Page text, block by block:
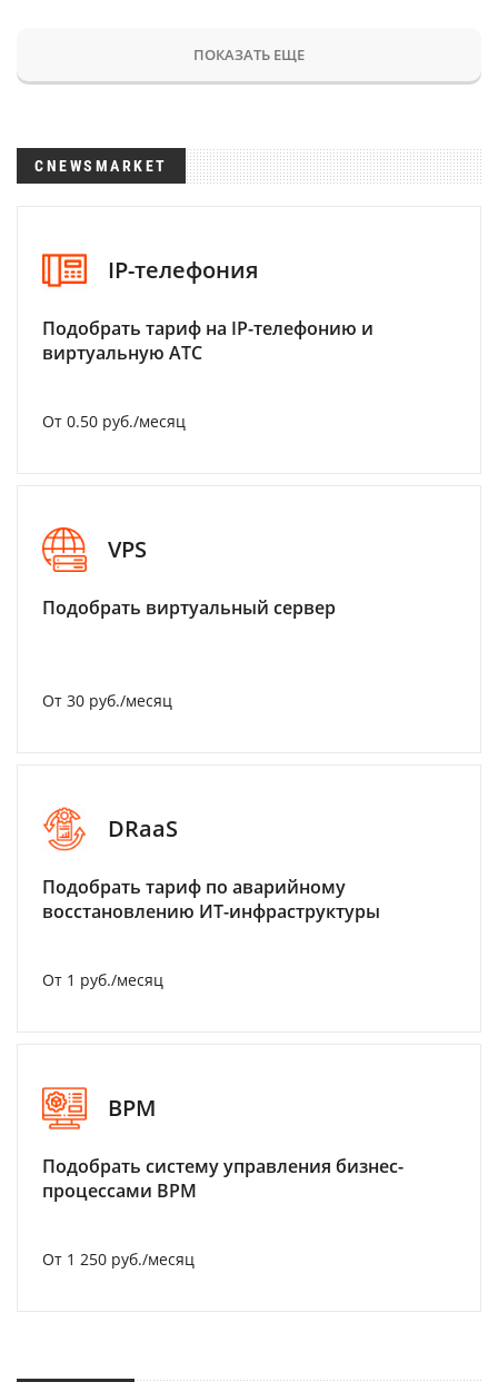
ПОКАЗАТЬ ЕЩЕ
CNEWSMARKET
IP-телефония
Подобрать тариф на IP-телефонию и
виртуальную АТС
От 0.50 руб./месяц
VPS
Подобрать виртуальный сервер
От 30 руб./месяц
DRaaS
Подобрать тариф по аварийному
восстановлению ИТ-инфраструктуры
От 1 руб./месяц
BPM
Подобрать систему управления бизнес-
процессами BPM
От 1 250 руб./месяц